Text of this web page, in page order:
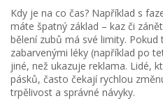
Kdy je na co čas? Například s
máte špatný základ – kaz či
bělení zubů má své limity.
zabarvenými léky (například po
jiné, než ukazuje reklama. Lidé,
pásků, často čekají rychlou
trpělivost a správné návyky.